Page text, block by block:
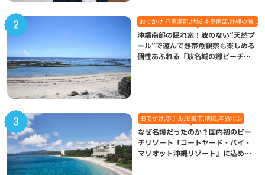
おでかけ,八重瀬町,地域,本島南部,沖縄の海,自
沖縄南部の隠れ家！波のない“天然プ
ール”で遊んで熱帯魚観察も楽しめる
個性あふれる「玻名城の郷ビーチ」
おでかけ,ホテル,名護市,地域,本島北部
なぜ名護だったのか？国内初のビー
チリゾート「コートヤード・バイ・
マリオット沖縄リゾート」に込めら